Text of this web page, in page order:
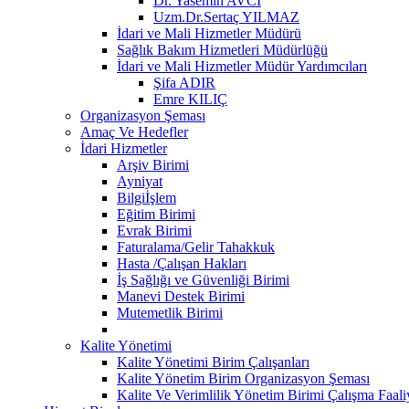
Uzm.Dr.Sertaç YILMAZ
İdari ve Mali Hizmetler Müdürü
Sağlık Bakım Hizmetleri Müdürlüğü
İdari ve Mali Hizmetler Müdür Yardımcıları
Şifa ADIR
Emre KILIÇ
Organizasyon Şeması
Amaç Ve Hedefler
İdari Hizmetler
Arşiv Birimi
Ayniyat
Bilgiİşlem
Eğitim Birimi
Evrak Birimi
Faturalama/Gelir Tahakkuk
Hasta /Çalışan Hakları
İş Sağlığı ve Güvenliği Birimi
Manevi Destek Birimi
Mutemetlik Birimi
Kalite Yönetimi
Kalite Yönetimi Birim Çalışanları
Kalite Yönetim Birim Organizasyon Şeması
Kalite Ve Verimlilik Yönetim Birimi Çalışma